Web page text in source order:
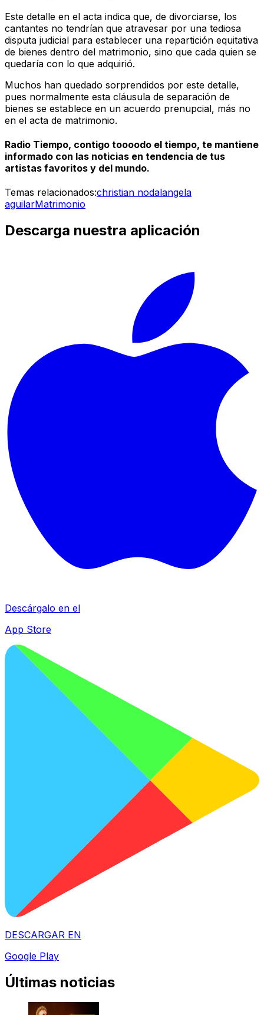
Este detalle en el acta indica que, de divorciarse, los
cantantes no tendrían que atravesar por una tediosa
disputa judicial para establecer una repartición equitativa
de bienes dentro del matrimonio, sino que cada quien se
quedaría con lo que adquirió.
Muchos han quedado sorprendidos por este detalle,
pues normalmente esta cláusula de separación de
bienes se establece en un acuerdo prenupcial, más no
en el acta de matrimonio.
Radio Tiempo, contigo toooodo el tiempo, te mantiene
informado con las noticias en tendencia de tus
artistas favoritos y del mundo.
Temas relacionados:christian nodalangela
aguilarMatrimonio
Descarga nuestra aplicación
Descárgalo en el
App Store
DESCARGAR EN
Google Play
Últimas noticias